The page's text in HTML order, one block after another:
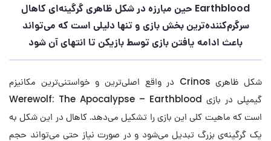
Earthblood حین مبارزه در شکل ظاهری گرگینه‌ای کاهال
سرگرم‌کننده‌ترین بخش بازی و تنها دلیلی است که می‌تواند
باعث ادامه یافتن بازی توسط بازیکن تا انتهای آن شود
شکل ظاهری Crinos در واقع اصلی‌ترین و خواستنی‌ترین مکانیزم
گیمپلی در بازی Werewolf: The Apocalypse – Earthblood
است که ماهیت کلی این بازی را تشکیل می‌دهد. کاهال در این شکل به
یک گرگینه‌ی بزرگ تبدیل می‌شود و در صورت نیاز حتی می‌تواند حجم